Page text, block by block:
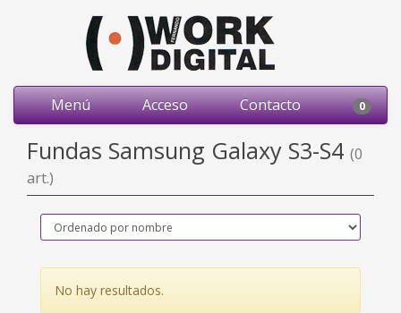
Menú Acceso Contacto 0
Fundas Samsung Galaxy S3-S4 (0
art.)
No hay resultados.